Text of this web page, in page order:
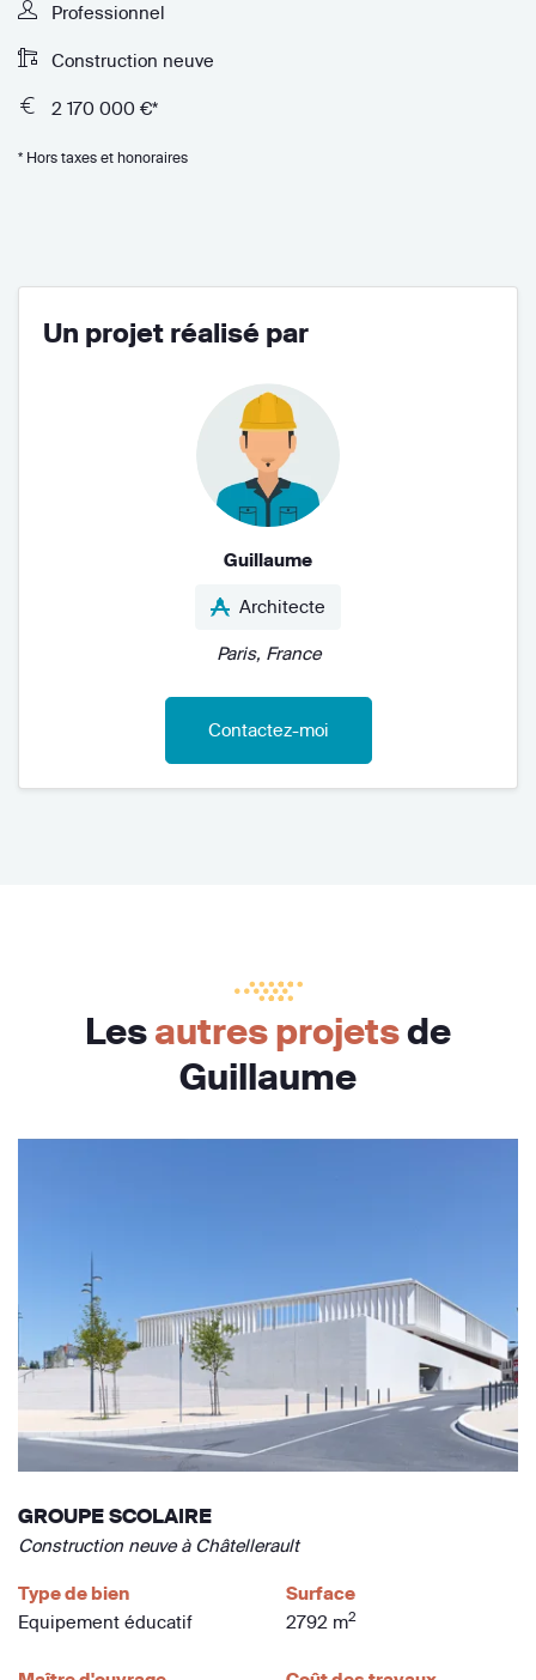
Professionnel
Construction neuve
2 170 000 €*
* Hors taxes et honoraires
Un projet réalisé par
Guillaume
Architecte
Paris, France
Contactez-moi
Lesautres projetsde
Guillaume
GROUPE SCOLAIRE
Construction neuve à Châtellerault
Type de bien
Equipement éducatif
Surface
2792 m2